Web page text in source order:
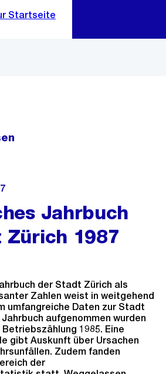
Jahrbuch
Zürich 1987
der Stadt Zürich als
Zahlen weist in weitgehend
umfangreiche Daten zur Stadt
aufgenommen wurden
1985. Eine
gibt Auskunft über Ursachen
Zudem fanden
der